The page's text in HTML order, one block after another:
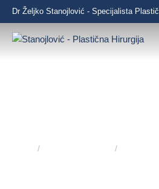
Dr Željko Stanojlović - Specijalista
/ /